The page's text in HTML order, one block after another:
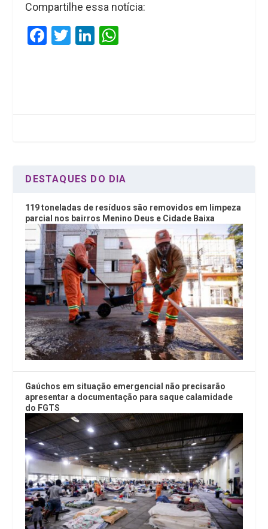
Compartilhe essa notícia:
F
o
T
Li
n
A
DESTAQUES DO DIA
119 toneladas de resíduos são removidos em limpeza
parcial nos bairros Menino Deus e Cidade Baixa
Gaúchos em situação emergencial não precisarão
apresentar a documentação para saque calamidade
do FGTS